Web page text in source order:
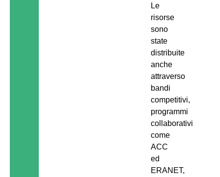
Le
risorse
sono
state
distribuite
anche
attraverso
bandi
competitivi,
programmi
collaborativi
come
ACC
ed
ERANET,